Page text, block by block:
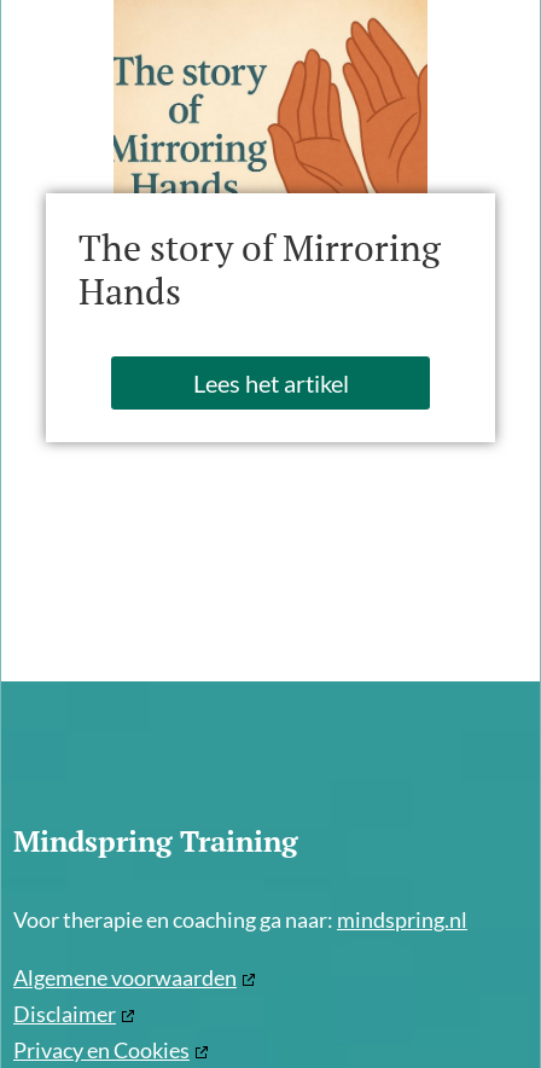
The story of Mirroring
Hands
Lees het artikel
Mindspring Training
Voor therapie en coaching ga naar: mindspring.nl
Algemene voorwaarden
Disclaimer
Privacy en Cookies